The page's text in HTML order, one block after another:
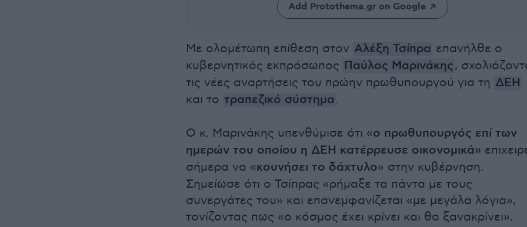
Add Protothema.gr on Google
Με ολομέτωπη επίθεση στον Αλέξη Τσίπρα επανήλθε ο
κυβερνητικός εκπρόσωπος Παύλος Μαρινάκης,
τις νέες αναρτήσεις του πρώην πρωθυπουργού για τη ΔΕΗ
και το τραπεζικό σύστημα .
Ο κ. Μαρινάκης υπενθύμισε ότι «ο πρωθυπουργός επί των
ημερών του οποίου η ΔΕΗ κατέρρευσε οικονομικά»
σήμερα να «κουνήσει το δάχτυλο» στην κυβέρνηση.
Σημείωσε ότι ο Τσίπρας «ρήμαξε τα πάντα με τους
συνεργάτες του» και επανεμφανίζεται «με μεγάλα λόγια»,
τονίζοντας πως «ο κόσμος έχει κρίνει και θα ξανακρίνει».